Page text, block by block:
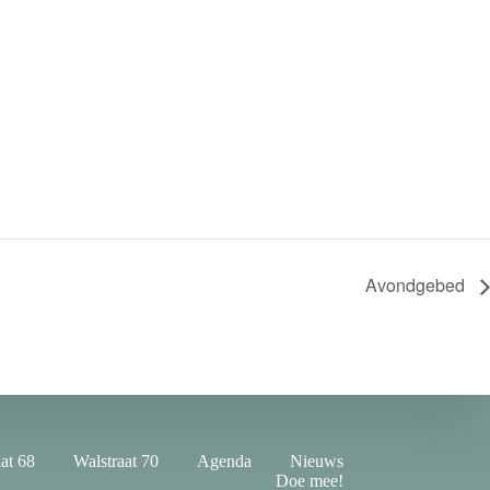
Avondgebed
68 Walstraat 70 Agenda
Nieuws
Doe mee!